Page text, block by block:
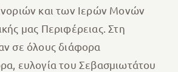
και των Ιερών Μονών
μας Περιφέρειας. Στη
σε όλους διάφορα
ευλογία του Σεβασμιωτάτου